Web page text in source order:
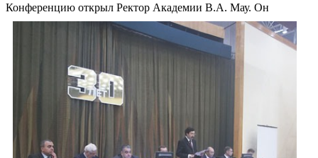
Конференцию открыл Ректор Академии В.А. Мау. Он